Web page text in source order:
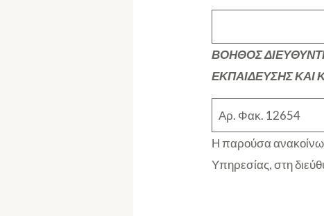
ΒΟΗΘΟΣ
ΕΚΠΑΙΔΕΥΣΗΣ ΚΑΙ
Αρ. Φακ. 12654
Η παρούσα
Υπηρεσίας, στη